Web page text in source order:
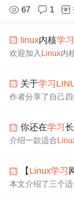
67 1
linux内核学习
欢迎加入 Linux内
关于学习
作者分享了自己
你还在学习
介绍一款适合
【 Linux学习
本文介绍了三个适